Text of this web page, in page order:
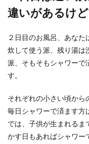
違いがあるけ
２日目のお風呂、あな
炊して使う派、残り湯は
派、そもそもシャワーで
す。
それぞれの小さい頃から
毎日シャワーで済ます方
では、子供が生まれるま
かす日もあればシャワー